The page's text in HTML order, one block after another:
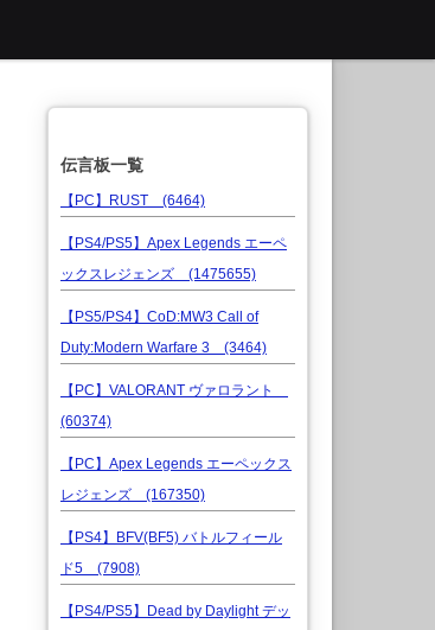
伝言板一覧
【PC】RUST (6464)
【PS4/PS5】Apex Legends エーペ
ックスレジェンズ (1475655)
【PS5/PS4】CoD:MW3 Call of
Duty:Modern Warfare 3 (3464)
【PC】VALORANT ヴァロラント
(60374)
【PC】Apex Legends エーペックス
レジェンズ (167350)
【PS4】BFV(BF5) バトルフィール
ド5 (7908)
【PS4/PS5】Dead by Daylight デッ